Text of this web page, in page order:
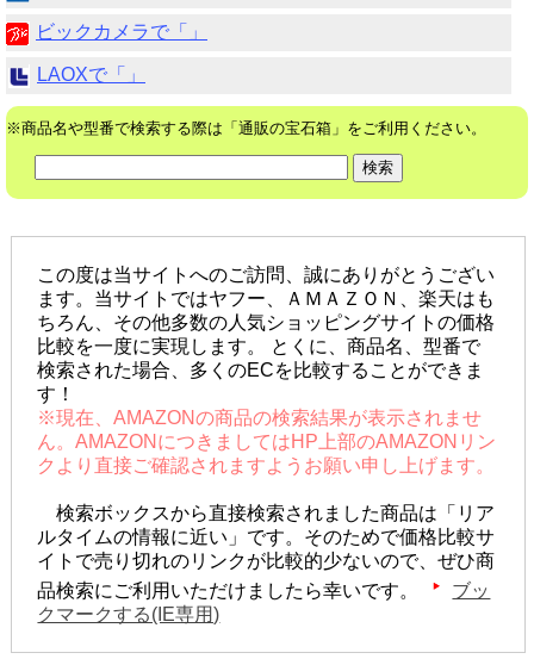
ビックカメラで「」
LAOXで「」
※商品名や型番で検索する際は「通販の宝石箱」をご利用ください。
この度は当サイトへのご訪問、誠にありがとうござい
ます。当サイトではヤフー、ＡＭＡＺＯＮ、楽天はも
ちろん、その他多数の人気ショッピングサイトの価格
比較を一度に実現します。 とくに、商品名、型番で
検索された場合、多くのECを比較することができま
す！
※現在、AMAZONの商品の検索結果が表示されませ
ん。AMAZONにつきましてはHP上部のAMAZONリン
クより直接ご確認されますようお願い申し上げます。
検索ボックスから直接検索されました商品は「リア
ルタイムの情報に近い」です。そのためで価格比較サ
イトで売り切れのリンクが比較的少ないので、ぜひ商
品検索にご利用いただけましたら幸いです。
ブッ
クマークする(IE専用)